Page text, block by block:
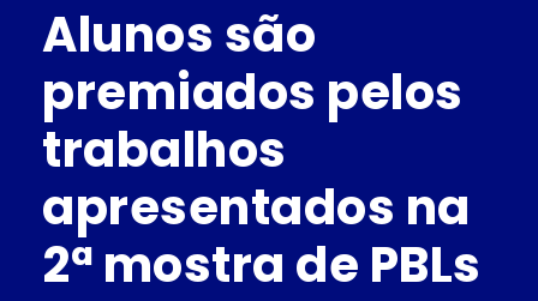
Alunos são
premiados pelos
trabalhos
apresentados na
2ª mostra de PBLs